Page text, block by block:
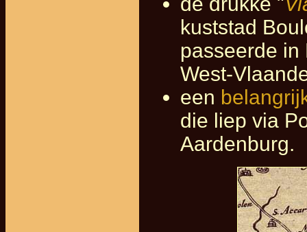
kuststad
passeerde
West-
een
die liep via
Aardenburg.